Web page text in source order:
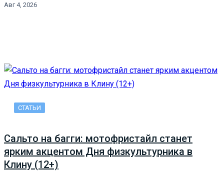
Авг 4, 2026
СТАТЬИ
Сальто на багги: мотофристайл станет
ярким акцентом Дня физкультурника в
Клину (12+)